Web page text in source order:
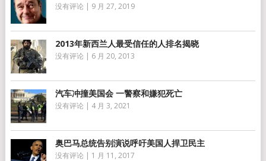
没有评论 | 9 月 27, 2019
2013年新西兰人最受信任的人排名揭晓
没有评论 | 6 月 20, 2013
汽车冲撞美国会 一警察和嫌犯死亡
没有评论 | 4 月 3, 2021
奥巴马总统告别演说呼吁美国人捍卫民主
没有评论 | 1 月 11, 2017